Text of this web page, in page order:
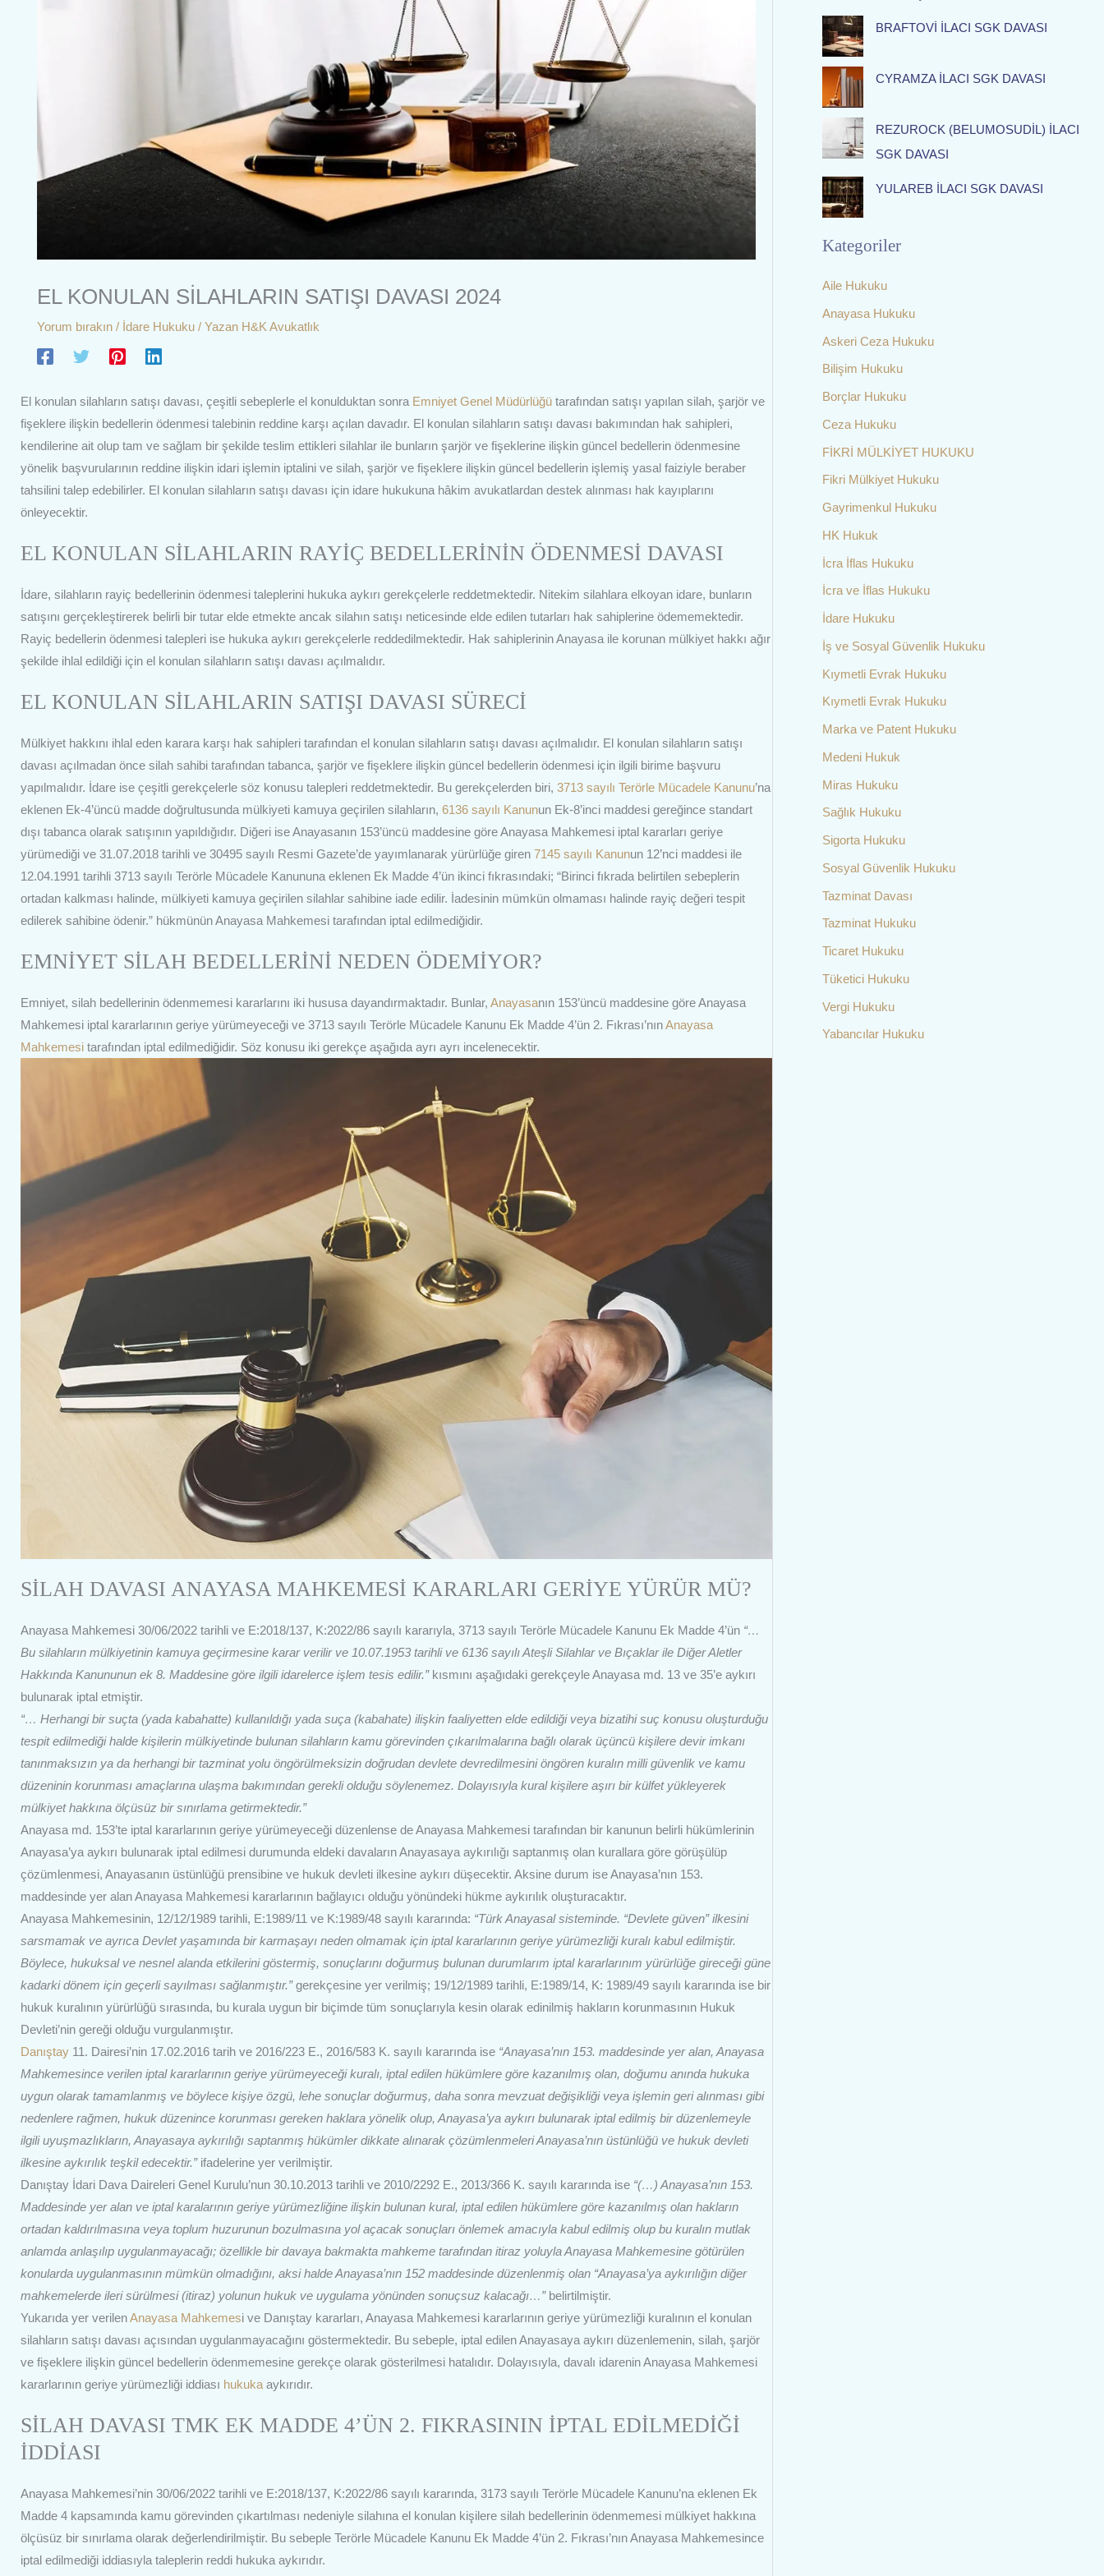
EL KONULAN SİLAHLARIN SATIŞI DAVASI 2024
Yorum bırakın / İdare Hukuku / Yazan H&K Avukatlık
El konulan silahların satışı davası, çeşitli sebeplerle el konulduktan sonra Emniyet Genel Müdürlüğü tarafından satışı yapılan silah, şarjör ve
fişeklere ilişkin bedellerin ödenmesi talebinin reddine karşı açılan davadır. El konulan silahların satışı davası bakımından hak sahipleri,
kendilerine ait olup tam ve sağlam bir şekilde teslim ettikleri silahlar ile bunların şarjör ve fişeklerine ilişkin güncel bedellerin ödenmesine
yönelik başvurularının reddine ilişkin idari işlemin iptalini ve silah, şarjör ve fişeklere ilişkin güncel bedellerin işlemiş yasal faiziyle beraber
tahsilini talep edebilirler. El konulan silahların satışı davası için idare hukukuna hâkim avukatlardan destek alınması hak kayıplarını
önleyecektir.
EL KONULAN SİLAHLARIN RAYİÇ BEDELLERİNİN ÖDENMESİ DAVASI
İdare, silahların rayiç bedellerinin ödenmesi taleplerini hukuka aykırı gerekçelerle reddetmektedir. Nitekim silahlara elkoyan idare, bunların
satışını gerçekleştirerek belirli bir tutar elde etmekte ancak silahın satışı neticesinde elde edilen tutarları hak sahiplerine ödememektedir.
Rayiç bedellerin ödenmesi talepleri ise hukuka aykırı gerekçelerle reddedilmektedir. Hak sahiplerinin Anayasa ile korunan mülkiyet hakkı ağır
şekilde ihlal edildiği için el konulan silahların satışı davası açılmalıdır.
EL KONULAN SİLAHLARIN SATIŞI DAVASI SÜRECİ
Mülkiyet hakkını ihlal eden karara karşı hak sahipleri tarafından el konulan silahların satışı davası açılmalıdır. El konulan silahların satışı
davası açılmadan önce silah sahibi tarafından tabanca, şarjör ve fişeklere ilişkin güncel bedellerin ödenmesi için ilgili birime başvuru
yapılmalıdır. İdare ise çeşitli gerekçelerle söz konusu talepleri reddetmektedir. Bu gerekçelerden biri, 3713 sayılı Terörle Mücadele Kanunu’na
eklenen Ek-4’üncü madde doğrultusunda mülkiyeti kamuya geçirilen silahların, 6136 sayılı Kanunun Ek-8’inci maddesi gereğince standart
dışı tabanca olarak satışının yapıldığıdır. Diğeri ise Anayasanın 153’üncü maddesine göre Anayasa Mahkemesi iptal kararları geriye
yürümediği ve 31.07.2018 tarihli ve 30495 sayılı Resmi Gazete’de yayımlanarak yürürlüğe giren 7145 sayılı Kanunun 12’nci maddesi ile
12.04.1991 tarihli 3713 sayılı Terörle Mücadele Kanununa eklenen Ek Madde 4’ün ikinci fıkrasındaki; “Birinci fıkrada belirtilen sebeplerin
ortadan kalkması halinde, mülkiyeti kamuya geçirilen silahlar sahibine iade edilir. İadesinin mümkün olmaması halinde rayiç değeri tespit
edilerek sahibine ödenir.” hükmünün Anayasa Mahkemesi tarafından iptal edilmediğidir.
EMNİYET SİLAH BEDELLERİNİ NEDEN ÖDEMİYOR?
Emniyet, silah bedellerinin ödenmemesi kararlarını iki hususa dayandırmaktadır. Bunlar, Anayasanın 153’üncü maddesine göre Anayasa
Mahkemesi iptal kararlarının geriye yürümeyeceği ve 3713 sayılı Terörle Mücadele Kanunu Ek Madde 4’ün 2. Fıkrası’nınAnayasa
Mahkemesi tarafından iptal edilmediğidir. Söz konusu iki gerekçe aşağıda ayrı ayrı incelenecektir.
SİLAH DAVASI ANAYASA MAHKEMESİ KARARLARI GERİYE YÜRÜR MÜ?
Anayasa Mahkemesi 30/06/2022 tarihli ve E:2018/137, K:2022/86 sayılı kararıyla, 3713 sayılı Terörle Mücadele Kanunu Ek Madde 4’ün “…
Bu silahların mülkiyetinin kamuya geçirmesine karar verilir ve 10.07.1953 tarihli ve 6136 sayılı Ateşli Silahlar ve Bıçaklar ile Diğer Aletler
Hakkında Kanununun ek 8. Maddesine göre ilgili idarelerce işlem tesis edilir.”kısmını aşağıdaki gerekçeyle Anayasa md. 13 ve 35’e aykırı
bulunarak iptal etmiştir.
“… Herhangi bir suçta (yada kabahatte) kullanıldığı yada suça (kabahate) ilişkin faaliyetten elde edildiği veya bizatihi suç konusu oluşturduğu
tespit edilmediği halde kişilerin mülkiyetinde bulunan silahların kamu görevinden çıkarılmalarına bağlı olarak üçüncü kişilere devir imkanı
tanınmaksızın ya da herhangi bir tazminat yolu öngörülmeksizin doğrudan devlete devredilmesini öngören kuralın milli güvenlik ve kamu
düzeninin korunması amaçlarına ulaşma bakımından gerekli olduğu söylenemez. Dolayısıyla kural kişilere aşırı bir külfet yükleyerek
mülkiyet hakkına ölçüsüz bir sınırlama getirmektedir.”
Anayasa md. 153’te iptal kararlarının geriye yürümeyeceği düzenlense de Anayasa Mahkemesi tarafından bir kanunun belirli hükümlerinin
Anayasa’ya aykırı bulunarak iptal edilmesi durumunda eldeki davaların Anayasaya aykırılığı saptanmış olan kurallara göre görüşülüp
çözümlenmesi, Anayasanın üstünlüğü prensibine ve hukuk devleti ilkesine aykırı düşecektir. Aksine durum ise Anayasa’nın 153.
maddesinde yer alan Anayasa Mahkemesi kararlarının bağlayıcı olduğu yönündeki hükme aykırılık oluşturacaktır.
Anayasa Mahkemesinin, 12/12/1989 tarihli, E:1989/11 ve K:1989/48 sayılı kararında: “Türk Anayasal sisteminde. “Devlete güven” ilkesini
sarsmamak ve ayrıca Devlet yaşamında bir karmaşayı neden olmamak için iptal kararlarının geriye yürümezliği kuralı kabul edilmiştir.
Böylece, hukuksal ve nesnel alanda etkilerini göstermiş, sonuçlarını doğurmuş bulunan durumlarım iptal kararlarınım yürürlüğe gireceği güne
kadarki dönem için geçerli sayılması sağlanmıştır.”gerekçesine yer verilmiş; 19/12/1989 tarihli, E:1989/14, K: 1989/49 sayılı kararında ise bir
hukuk kuralının yürürlüğü sırasında, bu kurala uygun bir biçimde tüm sonuçlarıyla kesin olarak edinilmiş hakların korunmasının Hukuk
Devleti’nin gereği olduğu vurgulanmıştır.
Danıştay 11. Dairesi’nin 17.02.2016 tarih ve 2016/223 E., 2016/583 K. sayılı kararında ise “Anayasa’nın 153. maddesinde yer alan, Anayasa
Mahkemesince verilen iptal kararlarının geriye yürümeyeceği kuralı, iptal edilen hükümlere göre kazanılmış olan, doğumu anında hukuka
uygun olarak tamamlanmış ve böylece kişiye özgü, lehe sonuçlar doğurmuş, daha sonra mevzuat değişikliği veya işlemin geri alınması gibi
nedenlere rağmen, hukuk düzenince korunması gereken haklara yönelik olup, Anayasa’ya aykırı bulunarak iptal edilmiş bir düzenlemeyle
ilgili uyuşmazlıkların, Anayasaya aykırılığı saptanmış hükümler dikkate alınarak çözümlenmeleri Anayasa’nın üstünlüğü ve hukuk devleti
ilkesine aykırılık teşkil edecektir.”ifadelerine yer verilmiştir.
Danıştay İdari Dava Daireleri Genel Kurulu’nun 30.10.2013 tarihli ve 2010/2292 E., 2013/366 K. sayılı kararında ise “(…) Anayasa’nın 153.
Maddesinde yer alan ve iptal karalarının geriye yürümezliğine ilişkin bulunan kural, iptal edilen hükümlere göre kazanılmış olan hakların
ortadan kaldırılmasına veya toplum huzurunun bozulmasına yol açacak sonuçları önlemek amacıyla kabul edilmiş olup bu kuralın mutlak
anlamda anlaşılıp uygulanmayacağı; özellikle bir davaya bakmakta mahkeme tarafından itiraz yoluyla Anayasa Mahkemesine götürülen
konularda uygulanmasının mümkün olmadığını, aksi halde Anayasa’nın 152 maddesinde düzenlenmiş olan “Anayasa’ya aykırılığın diğer
mahkemelerde ileri sürülmesi (itiraz) yolunun hukuk ve uygulama yönünden sonuçsuz kalacağı…”belirtilmiştir.
Yukarıda yer verilenAnayasa Mahkemesi ve Danıştay kararları, Anayasa Mahkemesi kararlarının geriye yürümezliği kuralının el konulan
silahların satışı davası açısından uygulanmayacağını göstermektedir. Bu sebeple, iptal edilen Anayasaya aykırı düzenlemenin, silah, şarjör
ve fişeklere ilişkin güncel bedellerin ödenmemesine gerekçe olarak gösterilmesi hatalıdır. Dolayısıyla, davalı idarenin Anayasa Mahkemesi
kararlarının geriye yürümezliği iddiası hukuka aykırıdır.
SİLAH DAVASI TMK EK MADDE 4’ÜN 2. FIKRASININ İPTAL EDİLMEDİĞİ
İDDİASI
Anayasa Mahkemesi’nin 30/06/2022 tarihli ve E:2018/137, K:2022/86 sayılı kararında, 3173 sayılı Terörle Mücadele Kanunu’na eklenen Ek
Madde 4 kapsamında kamu görevinden çıkartılması nedeniyle silahına el konulan kişilere silah bedellerinin ödenmemesi mülkiyet hakkına
ölçüsüz bir sınırlama olarak değerlendirilmiştir. Bu sebeple Terörle Mücadele Kanunu Ek Madde 4’ün 2. Fıkrası’nın Anayasa Mahkemesince
iptal edilmediği iddiasıyla taleplerin reddi hukuka aykırıdır.
o
r
:
BRAFTOVİ İLACI SGK DAVASI
CYRAMZA İLACI SGK DAVASI
REZUROCK (BELUMOSUDİL) İLACI
SGK DAVASI
YULAREB İLACI SGK DAVASI
Kategoriler
Aile Hukuku
Anayasa Hukuku
Askeri Ceza Hukuku
Bilişim Hukuku
Borçlar Hukuku
Ceza Hukuku
FİKRİ MÜLKİYET HUKUKU
Fikri Mülkiyet Hukuku
Gayrimenkul Hukuku
HK Hukuk
İcra İflas Hukuku
İcra ve İflas Hukuku
İdare Hukuku
İş ve Sosyal Güvenlik Hukuku
Kıymetli Evrak Hukuku
Kıymetli Evrak Hukuku
Marka ve Patent Hukuku
Medeni Hukuk
Miras Hukuku
Sağlık Hukuku
Sigorta Hukuku
Sosyal Güvenlik Hukuku
Tazminat Davası
Tazminat Hukuku
Ticaret Hukuku
Tüketici Hukuku
Vergi Hukuku
Yabancılar Hukuku